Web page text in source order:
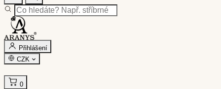
Přihlášení
CZK
0